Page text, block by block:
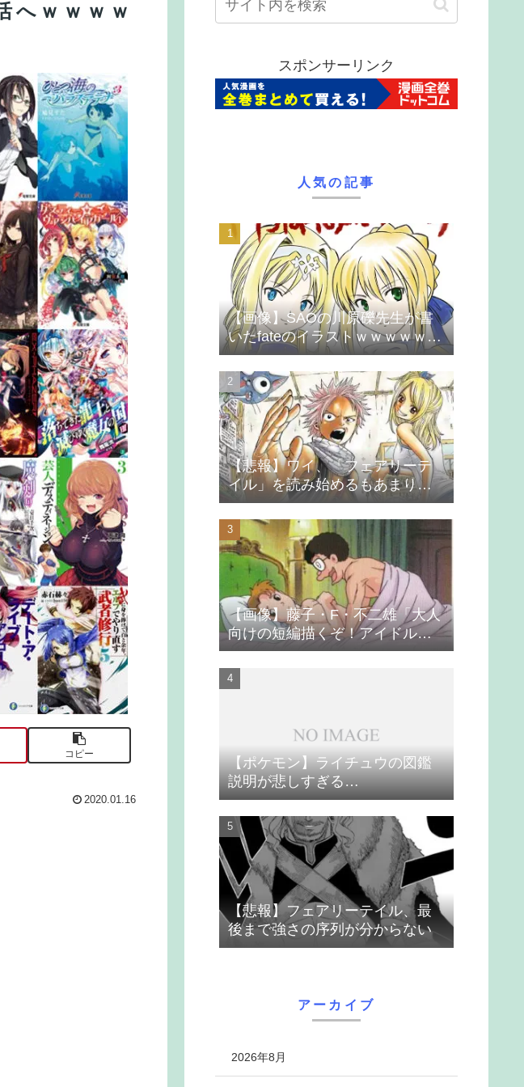
へｗｗｗｗ
コピー
2020.01.16
スポンサーリンク
人気の記事
【画像】SAOの川原礫先生が書
いたfateのイラストｗｗｗｗｗｗ
ｗｗｗ
【悲報】ワイ、「フェアリーテ
イル」を読み始めるもあまりの
つまらなさに挫折する
【画像】藤子・F・不二雄「大人
向けの短編描くぞ！アイドルが
無理やり抱かれるシーン入れ
よ」
【ポケモン】ライチュウの図鑑
説明が悲しすぎる…
【悲報】フェアリーテイル、最
後まで強さの序列が分からない
アーカイブ
2026年8月